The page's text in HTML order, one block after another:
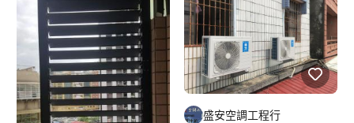
盛安空調工程行